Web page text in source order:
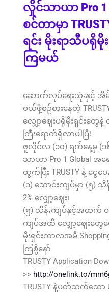
လှိုင်သာယာ Pro 1
စင်တာမှာ
ရင်း မိုးရာသီပရို
ကြမယ်
ဆောက်လုပ်ရေးသုံးနှင့် အိ
ဝယ်ဖို့စဉ်စားနေတဲ့
လျှော့ဈေးပရိုမိုးရှင်းတွ
ကြီးရောက်ရှိလာပါပြီ!
ဇူလိုင်လ (၁၀) ရက်နေ့မှ (
သာယာ Pro 1 Global အ
ထွက်ပြီး TRUSTY နဲ့ ငွေ
(၁) သောင်းကျပ်မှာ (၅)
2% လျှော့ဈေး၊
(၅) သိန်းကျပ်နှင့်အထက်
ကျပ်အထိ လျှော့ဈေးတွေပေ
မိုးရှင်းကာလအမီ
ကြစို့နော်
TRUSTY Application
>> http://onelink.to/
TRUSTY နဲ့ပတ်သက်သော